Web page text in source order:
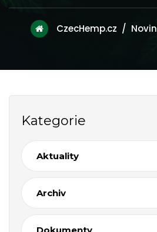
CzecHemp.cz /
Kategorie
Aktuality
Archiv